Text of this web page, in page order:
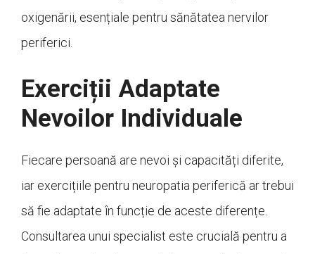
oxigenării, esențiale pentru sănătatea nervilor
periferici.
Exerciții Adaptate
Nevoilor Individuale
Fiecare persoană are nevoi și capacități diferite,
iar exercițiile pentru neuropatia periferică ar trebui
să fie adaptate în funcție de aceste diferențe.
Consultarea unui specialist este crucială pentru a